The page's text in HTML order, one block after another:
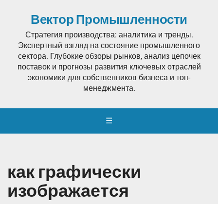
Вектор Промышленности
Стратегия производства: аналитика и тренды.
Экспертный взгляд на состояние промышленного
сектора. Глубокие обзоры рынков, анализ цепочек
поставок и прогнозы развития ключевых отраслей
экономики для собственников бизнеса и топ-
менеджмента.
☰
как графически
изображается